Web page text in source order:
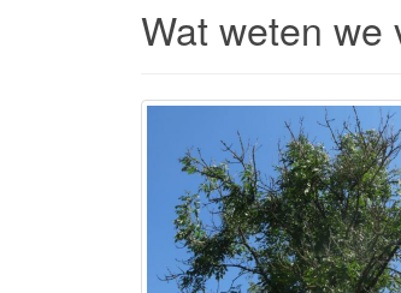
Wat weten we